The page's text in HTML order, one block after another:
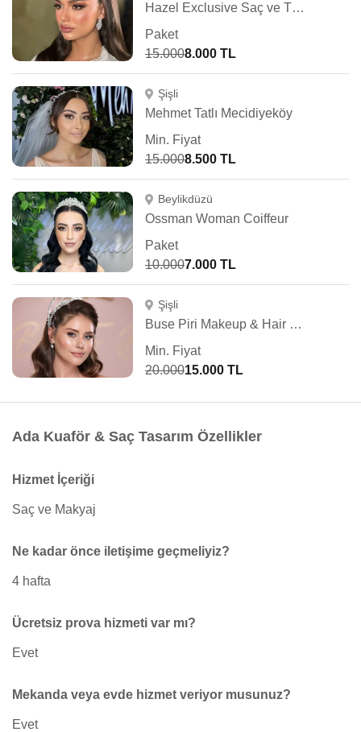
Hazel Exclusive Saç ve Türban Tasarım
Paket
15.0008.000 TL
Şişli
Mehmet Tatlı Mecidiyeköy
Min. Fiyat
15.0008.500 TL
Beylikdüzü
Ossman Woman Coiffeur
Paket
10.0007.000 TL
Şişli
Buse Piri Makeup & Hair Studio
Min. Fiyat
20.00015.000 TL
Ada Kuaför & Saç Tasarım Özellikler
Hizmet İçeriği
Saç ve Makyaj
Ne kadar önce iletişime geçmeliyiz?
4 hafta
Ücretsiz prova hizmeti var mı?
Evet
Mekanda veya evde hizmet veriyor musunuz?
Evet